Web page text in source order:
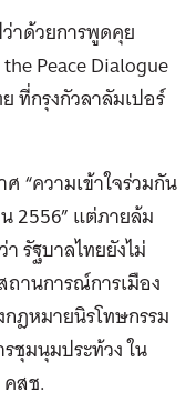
าด้วยการพูดคุย
Peace Dialogue
ที่กรุงกัวลาลัมเปอร์
“ความเข้าใจร่วมกัน
2556” แต่ภายล้ม
รัฐบาลไทยยังไม่
านการณ์การเมือง
ฎหมายนิรโทษกรรม
ชุมนุมประท้วง ใน
สช.